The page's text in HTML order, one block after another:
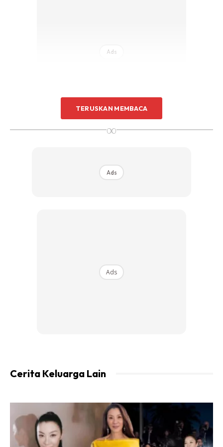
Ads
Biasanya kalau travel saya tak pernah lupa bawa stok
sepaket biji semangkok ni.
TERUSKAN MEMBACA
∞
Ads
Ads
Cerita Keluarga Lain